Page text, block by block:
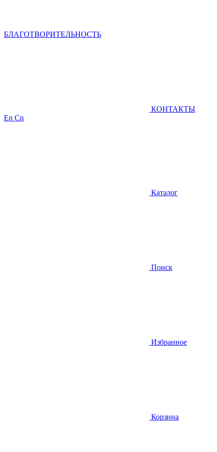
БЛАГОТВОРИТЕЛЬНОСТЬ
КОНТАКТЫ
En Cn
Каталог
Поиск
Избранное
Корзина